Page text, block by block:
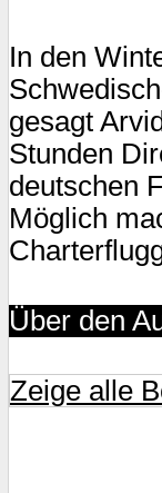
In den
gesagt
Stunden
deutschen
Möglich
Über den
Zeige alle